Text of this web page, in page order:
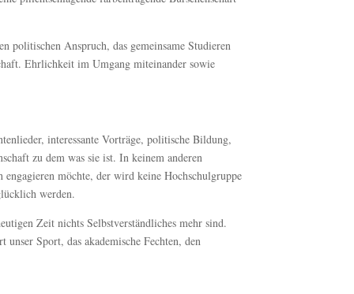
politischen Anspruch, das gemeinsame Studieren
Ehrlichkeit im Umgang miteinander sowie
interessante Vorträge, politische Bildung,
zu dem was sie ist. In keinem anderen
möchte, der wird keine Hochschulgruppe
werden.
Zeit nichts Selbstverständliches mehr sind.
Sport, das akademische Fechten, den